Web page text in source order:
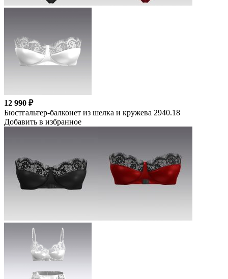
12 990 ₽
Бюстгальтер-балконет из шелка и кружева 2940.18
Добавить в избранное